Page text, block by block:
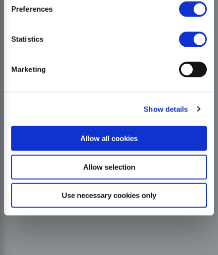
Preferences
Statistics
Marketing
Show details
Allow all cookies
Allow selection
Use necessary cookies only